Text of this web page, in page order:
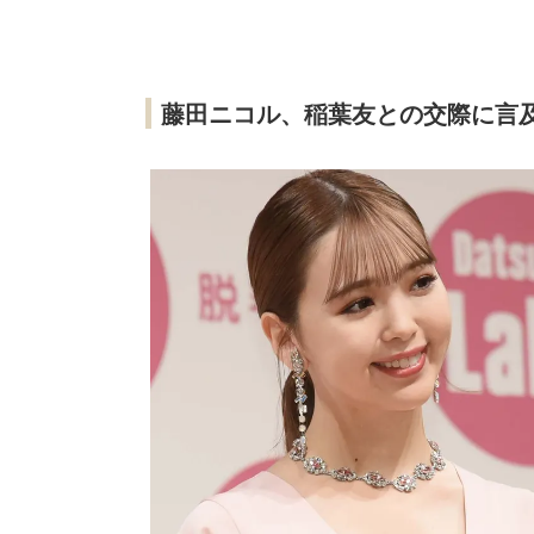
藤田ニコル、稲葉友との交際に言